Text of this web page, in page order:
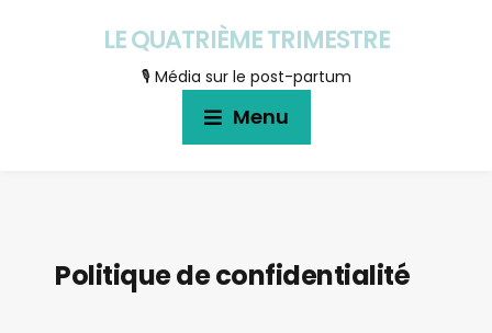
LE QUATRIÈME TRIMESTRE
🎙 Média sur le post-partum
Menu
Politique de confidentialité